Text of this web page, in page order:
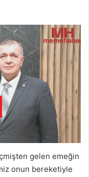
gelen emeğin
onun bereketiyle